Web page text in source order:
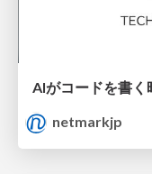
netmarkjp